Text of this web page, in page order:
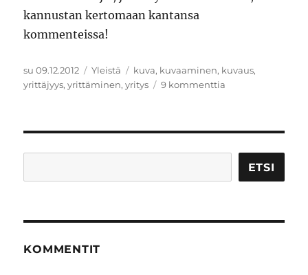
kannustan kertomaan kantansa
kommenteissa!
Julkaistu
su 09.12.2012 Kategoriat
Yleistä Avainsanat
kuva, kuvaaminen, kuvaus,
yrittäjyys,yrittäminen,yritys 9 kommenttia
hankalaa
ETSI
KOMMENTIT